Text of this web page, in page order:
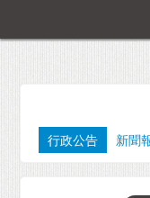
行政公告 新聞